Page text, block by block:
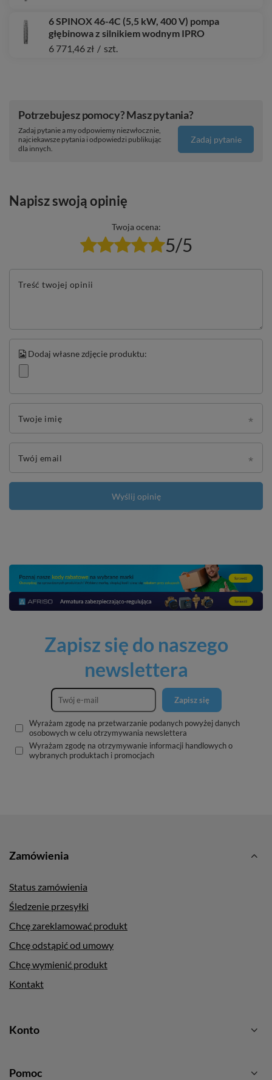
6 SPINOX 46-4C (5,5 kW, 400 V) pompa
głębinowa z silnikiem wodnym IPRO
6 771,46 zł / szt.
Potrzebujesz pomocy? Masz pytania?
Zadaj pytanie a my odpowiemy niezwłocznie,
najciekawsze pytania i odpowiedzi publikując
dla innych.
Zadaj pytanie
Napisz swoją opinię
Twoja ocena:
5/5
Treść twojej opinii
Dodaj własne zdjęcie produktu:
Twoje imię
Twój email
Wyślij opinię
Zapisz się do naszego
newslettera
Zapisz się
Wyrażam zgodę na przetwarzanie podanych powyżej danych
osobowych w celu otrzymywania newslettera
Wyrażam zgodę na otrzymywanie informacji handlowych o
wybranych produktach i promocjach
Zamówienia
Status zamówienia
Śledzenie przesyłki
Chcę zareklamować produkt
Chcę odstąpić od umowy
Chcę wymienić produkt
Kontakt
Konto
Pomoc